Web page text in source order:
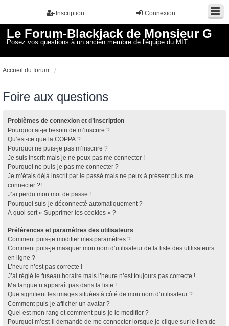
Connexion
Inscription
Le Forum-Blackjack de Monsieur G
Posez vos questions à un ancien membre de l'équipe du MIT
Accueil du forum
Foire aux questions
Problèmes de connexion et d’inscription
Pourquoi ai-je besoin de m’inscrire ?
Qu’est-ce que la COPPA ?
Pourquoi ne puis-je pas m’inscrire ?
Je suis inscrit mais je ne peux pas me connecter !
Pourquoi ne puis-je pas me connecter ?
Je m’étais déjà inscrit par le passé mais ne peux à présent plus me
connecter ?!
J’ai perdu mon mot de passe !
Pourquoi suis-je déconnecté automatiquement ?
À quoi sert « Supprimer les cookies » ?
Préférences et paramètres des utilisateurs
Comment puis-je modifier mes paramètres ?
Comment puis-je masquer mon nom d’utilisateur de la liste des utilisateurs
en ligne ?
L’heure n’est pas correcte !
J’ai réglé le fuseau horaire mais l’heure n’est toujours pas correcte !
Ma langue n’apparaît pas dans la liste !
Que signifient les images situées à côté de mon nom d’utilisateur ?
Comment puis-je afficher un avatar ?
Quel est mon rang et comment puis-je le modifier ?
Pourquoi m’est-il demandé de me connecter lorsque je clique sur le lien de